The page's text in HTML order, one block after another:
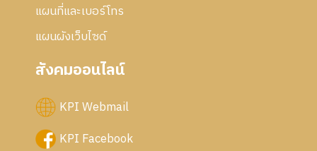
แผนที่และเบอร์โทร
แผนผังเว็บไซด์
สังคมออนไลน์
KPI Webmail
KPI Facebook